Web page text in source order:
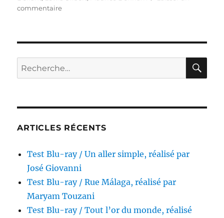
commentairesur
Les
Mutinés
du
Lewis
Gilbert
Recherche
pour :
ARTICLES RÉCENTS
Test Blu-ray / Un aller simple, réalisé par
José Giovanni
Test Blu-ray / Rue Málaga, réalisé par
Maryam Touzani
Test Blu-ray / Tout l’or du monde, réalisé